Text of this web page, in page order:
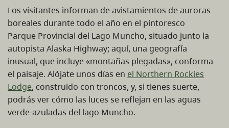
Los visitantes informan de avistamientos de auroras
boreales durante todo el año en el pintoresco
Parque Provincial del Lago Muncho, situado junto la
autopista Alaska Highway; aquí, una geografía
inusual, que incluye «montañas plegadas», conforma
el paisaje. Alójate unos días en el Northern Rockies
Lodge, construido con troncos, y, si tienes suerte,
podrás ver cómo las luces se reflejan en las aguas
verde-azuladas del lago Muncho.